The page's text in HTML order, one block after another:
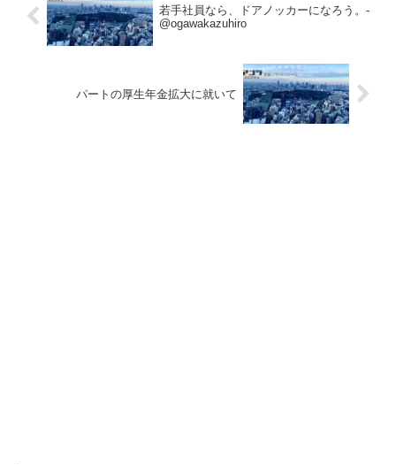
若手社員なら、ドアノッカーになろう。-
@ogawakazuhiro
パートの厚生年金拡大に就いて